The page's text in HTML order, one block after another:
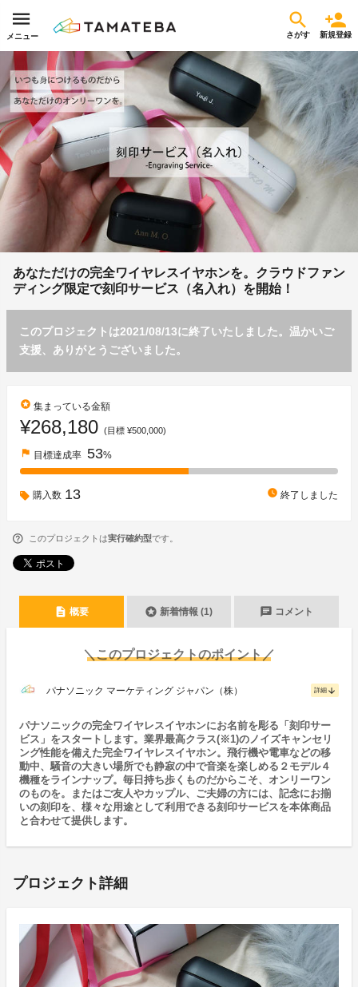
メニュー さがす 新規登録
あなただけの完全ワイヤレスイヤホンを。クラウドファン
ディング限定で刻印サービス（名入れ）を開始！
このプロジェクトは2021/08/13に終了いたしました。温かいご
支援、ありがとうございました。
stars 集まっている金額
¥268,180 (目標 ¥500,000)
flag 目標達成率 53%
購入数 13 watch_later 終了しました
このプロジェクトは実行確約型です。
description 概要 stars 新着情報 (1) chat コメント
＼このプロジェクトのポイント／
パナソニック マーケティング ジャパン（株） 詳細 arrow_downward
パナソニックの完全ワイヤレスイヤホンにお名前を彫る「刻印サー
ビス」をスタートします。業界最高クラス(※1)のノイズキャンセリ
ング性能を備えた完全ワイヤレスイヤホン。飛行機や電車などの移
動中、騒音の大きい場所でも静寂の中で音楽を楽しめる２モデル４
機種をラインナップ。毎日持ち歩くものだからこそ、オンリーワン
のものを。またはご友人やカップル、ご夫婦の方には、記念にお揃
いの刻印を、様々な用途として利用できる刻印サービスを本体商品
と合わせて提供します。
プロジェクト詳細